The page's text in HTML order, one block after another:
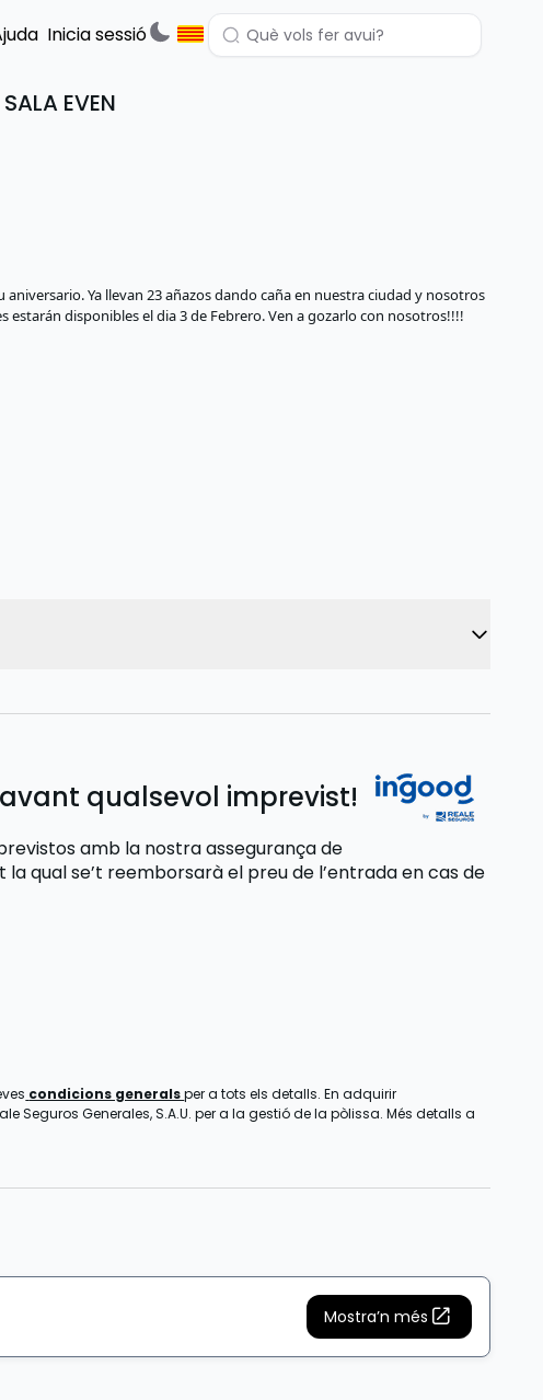
Inicia sessió
EVEN
Ya llevan 23 añazos dando caña en nuestra ciudad y nosotros
disponibles el dia 3 de Febrero. Ven a gozarlo con nosotros!!!!
qualsevol imprevist!
amb la nostra assegurança de
la qual se’t reemborsarà el preu de l’entradaen cas de
condicions generalsper a tots els detalls. En adquirir
Seguros Generales, S.A.U. per a la gestió de la pòlissa. Més detalls a
Mostra’n més